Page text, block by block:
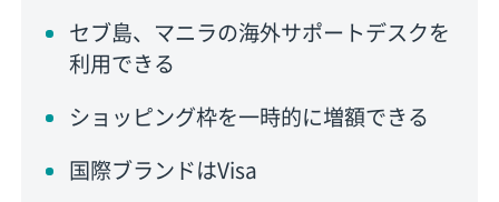
セブ島、マニラの海外サポートデスクを
利用できる
ショッピング枠を一時的に増額できる
国際ブランドはVisa